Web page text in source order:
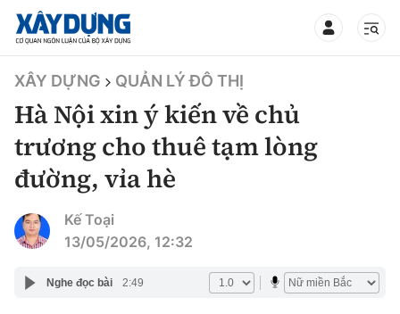
TIN BỘ XÂY DỰNG
CHUYÊN MỤC
Mới nhất
Thời sự
XÂY DỰNG QUẢN LÝ ĐÔ THỊ
Hà Nội xin ý kiến về chủ
trương cho thuê tạm lòng
đường, vỉa hè
Kế Toại
13/05/2026, 12:32
Nghe đọc bài 2:49